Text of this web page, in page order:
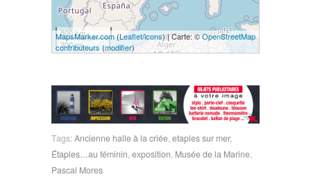
500 km
300 mi
MapsMarker.com(Leaflet/icons) | Carte: ©OpenStreetMap
contributeurs (modifier)
Tags:Ancienne halle à la criée,etaples sur mer,
Étaples…au féminin,exposition, Musée de la Marine,
Pascal Mores